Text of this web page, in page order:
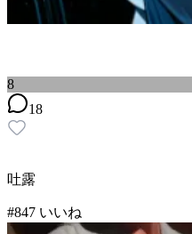
8
18
吐露
#847 いいね